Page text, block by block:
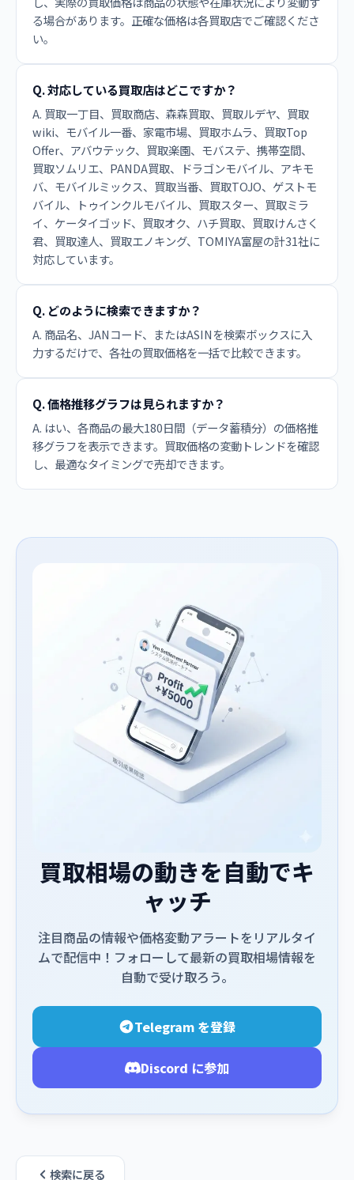
る場合があります。正確な価格は各買取店でご確認くださ
い。
Q. 対応している買取店はどこですか？
A. 買取一丁目、買取商店、森森買取、買取ルデヤ、買取
wiki、モバイル一番、家電市場、買取ホムラ、買取Top
Offer、アバウテック、買取楽園、モバステ、携帯空間、
買取ソムリエ、PANDA買取、ドラゴンモバイル、アキモ
バ、モバイルミックス、買取当番、買取TOJO、ゲストモ
バイル、トゥインクルモバイル、買取スター、買取ミラ
イ、ケータイゴッド、買取オク、ハチ買取、買取けんさく
君、買取達人、買取エノキング、TOMIYA富屋の計31社に
対応しています。
Q. どのように検索できますか？
A. 商品名、JANコード、またはASINを検索ボックスに入
力するだけで、各社の買取価格を一括で比較できます。
Q. 価格推移グラフは見られますか？
A. はい、各商品の最大180日間（データ蓄積分）の価格推
移グラフを表示できます。買取価格の変動トレンドを確認
し、最適なタイミングで売却できます。
買取相場の動きを自動でキ
ャッチ
注目商品の情報や価格変動アラートをリアルタイ
ムで配信中！フォローして最新の買取相場情報を
自動で受け取ろう。
Telegram を登録
Discord に参加
検索に戻る